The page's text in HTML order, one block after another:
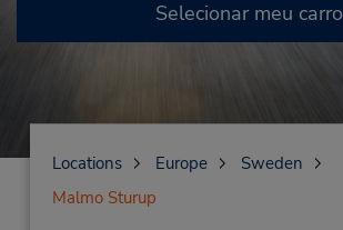
Selecionar meu carro
Locations Europe
Sweden
Malmo Sturup